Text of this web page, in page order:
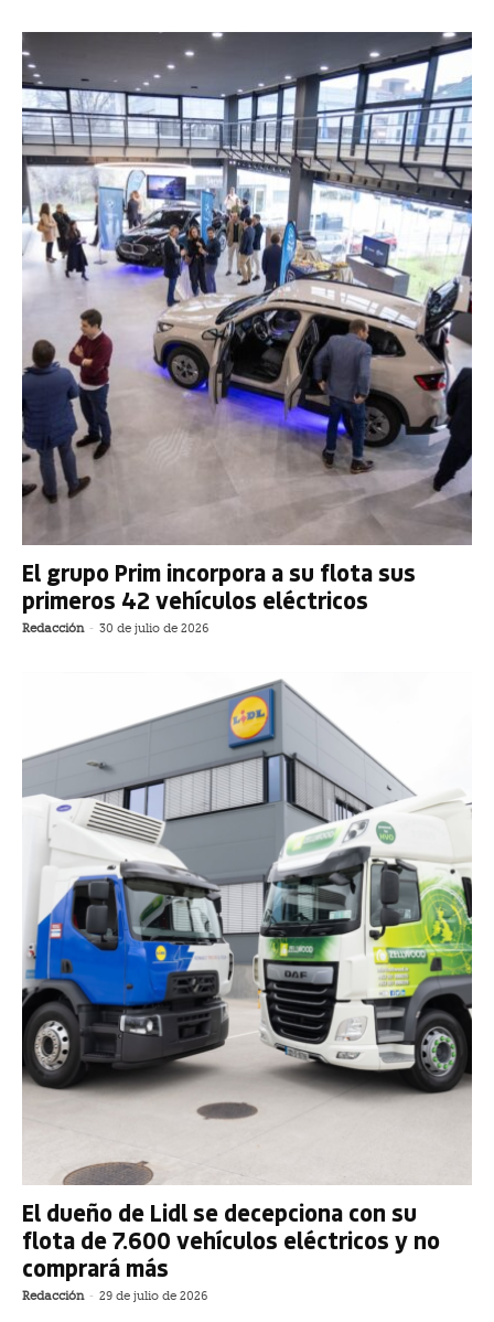
El grupo Prim incorpora a su flota sus
primeros 42 vehículos eléctricos
Redacción - 30 de julio de 2026
El dueño de Lidl se decepciona con su
flota de 7.600 vehículos eléctricos y no
comprará más
Redacción - 29 de julio de 2026